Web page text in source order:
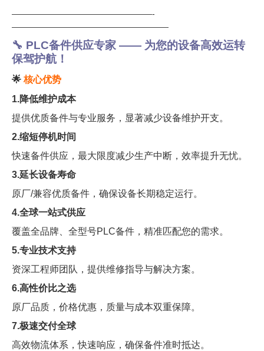
—————————————————-
———————————————————
🔧 PLC备件供应专家 —— 为您的设备高效运转
保驾护航！
🌟 核心优势
1.降低维护成本
提供优质备件与专业服务，显著减少设备维护开支。
2.缩短停机时间
快速备件供应，最大限度减少生产中断，效率提升无忧。
3.延长设备寿命
原厂/兼容优质备件，确保设备长期稳定运行。
4.全球一站式供应
覆盖全品牌、全型号PLC备件，精准匹配您的需求。
5.专业技术支持
资深工程师团队，提供维修指导与解决方案。
6.高性价比之选
原厂品质，价格优惠，质量与成本双重保障。
7.极速交付全球
高效物流体系，快速响应，确保备件准时抵达。